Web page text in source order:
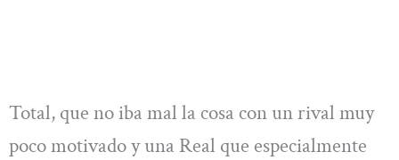
Total, que no iba mal la cosa con un rival muy
poco motivado y una Real que especialmente